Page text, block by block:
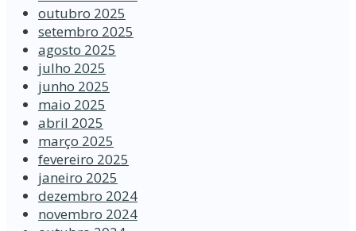
outubro 2025
setembro 2025
agosto 2025
julho 2025
junho 2025
maio 2025
abril 2025
março 2025
fevereiro 2025
janeiro 2025
dezembro 2024
novembro 2024